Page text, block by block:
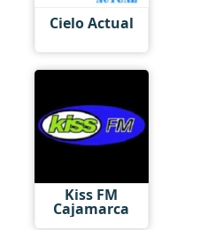
Cielo Actual
Kiss FM
Cajamarca